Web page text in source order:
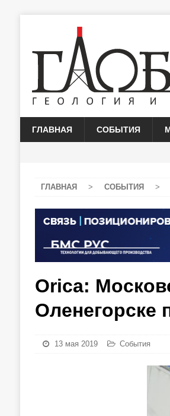
ГЛАВНАЯ СОБЫТИЯ
ГЛАВНАЯ > СОБЫТИЯ >
Orica:
Оленегорске
13 мая 2019 События